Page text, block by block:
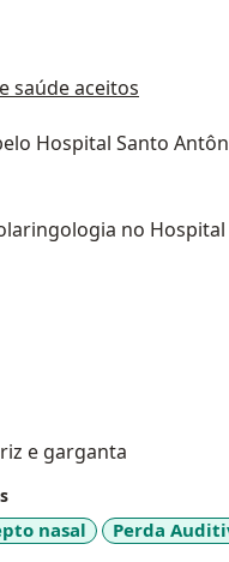
saúde aceitos
Hospital Santo
no Hospital
Hospital Santo
e 49º Congressos
de
Portugal.
do Osso
e garganta
nasal Perda